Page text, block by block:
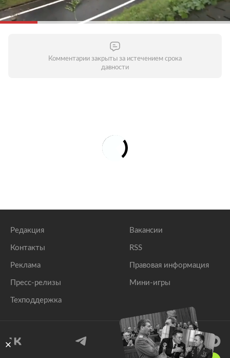
Комментарии закрыты за истечением срока
давности
Редакция
Контакты
Реклама
Пресс-релизы
Техподдержка
Вакансии
RSS
Правовая информация
Мини-игры